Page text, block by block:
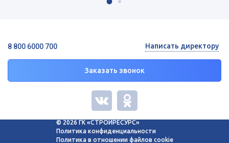
8 800 6000 700
Заказать звонок
Написать директору
© 2026 ГК «СТРОЙРЕСУРС»
Политика конфиденциальности
Политика в отношении файлов cookie